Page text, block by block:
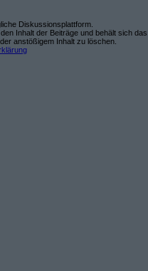
Diskussionsplattform.
Inhalt der Beiträge und behält sich das
anstößigem Inhalt zu löschen.